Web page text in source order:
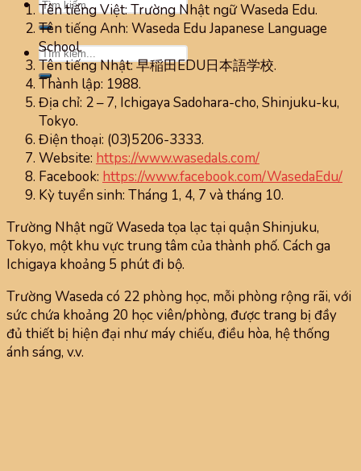
Tên tiếng Việt: Trường Nhật ngữ Waseda Edu.
Tên tiếng Anh: Waseda Edu Japanese Language
School.
Tên tiếng Nhật: 早稲田EDU日本語学校.
Thành lập: 1988.
Địa chỉ: 2 – 7, Ichigaya Sadohara-cho, Shinjuku-ku,
Tokyo.
Điện thoại: (03)5206-3333.
Website: https://www.wasedals.com/
Facebook: https://www.facebook.com/WasedaEdu/
Kỳ tuyển sinh: Tháng 1, 4, 7 và tháng 10.
Trường Nhật ngữ Waseda tọa lạc tại quận Shinjuku,
Tokyo, một khu vực trung tâm của thành phố. Cách ga
Ichigaya khoảng 5 phút đi bộ.
Trường Waseda có 22 phòng học, mỗi phòng rộng rãi, với
sức chứa khoảng 20 học viên/phòng, được trang bị đầy
đủ thiết bị hiện đại như máy chiếu, điều hòa, hệ thống
ánh sáng, v.v.